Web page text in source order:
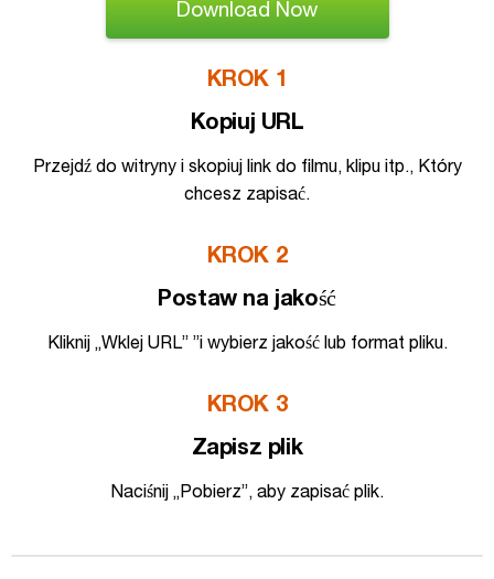
Download Now
KROK 1
Kopiuj URL
Przejdź do witryny i skopiuj link do filmu, klipu itp., Który
chcesz zapisać.
KROK 2
Postaw na jakość
Kliknij „Wklej URL” ”i wybierz jakość lub format pliku.
KROK 3
Zapisz plik
Naciśnij „Pobierz”, aby zapisać plik.